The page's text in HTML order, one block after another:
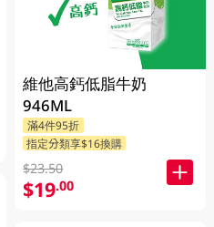
維他高鈣低脂牛奶
946ML
滿4件95折
指定分類享$16換購
$23.50
$19.00